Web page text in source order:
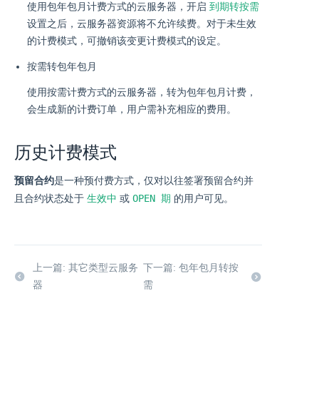
使用包年包月计费方式的云服务器，开启 到期转按需
设置之后，云服务器资源将不允许续费。对于未生效
的计费模式，可撤销该变更计费模式的设定。
按需转包年包月
使用按需计费方式的云服务器，转为包年包月计费，
会生成新的计费订单，用户需补充相应的费用。
历史计费模式
预留合约是一种预付费方式，仅对以往签署预留合约并
且合约状态处于 生效中 或 OPEN 期 的用户可见。
上一篇: 其它类型云服务
器
下一篇: 包年包月转按
需